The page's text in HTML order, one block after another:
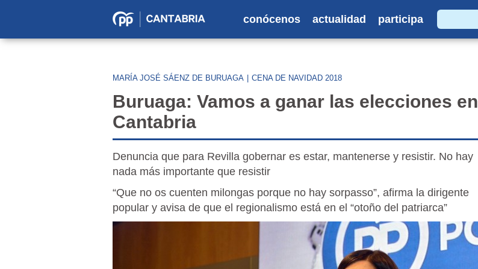
Partido
en
conócenos actualidad participa
Buscar
MARÍA JOSÉ SÁENZ DE BURUAGA CENA DE NAVIDAD 2018
Buruaga: Vamos a ganar las elecciones en
Cantabria
Denuncia que para Revilla gobernar es estar, mantenerse y resistir. No hay
nada más importante que resistir
“Que no os cuenten milongas porque no hay sorpasso”, afirma la dirigente
popular y avisa de que el regionalismo está en el “otoño del patriarca”